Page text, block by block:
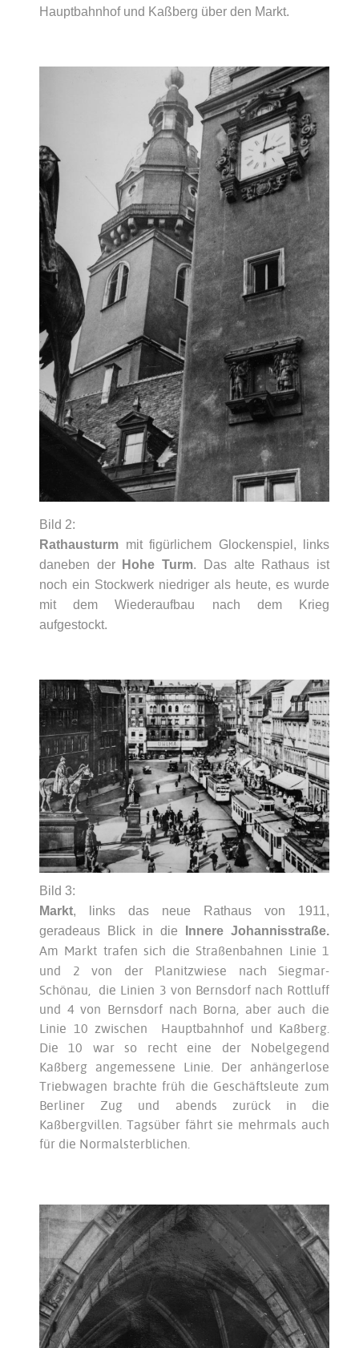
Hauptbahnhof und Kaßberg über den Markt.
Bild 2:
Rathausturm mit figürlichem Glockenspiel, links
daneben der
Hohe Turm. Das alte Rathaus ist
noch ein Stockwerk niedriger als heute, es wurde
mit dem Wiederaufbau nach dem Krieg
aufgestockt.
Bild 3:
Markt, links das neue Rathaus von 1911,
geradeaus Blick in die
Innere Johannisstraße.
Am Markt trafen sich die Straßenbahnen Linie 1
und 2 von der Planitzwiese nach Siegmar-
Schönau, die Linien 3 von Bernsdorf nach Rottluff
und 4 von Bernsdorf nach Borna, aber auch die
Linie 10 zwischen Hauptbahnhof und Kaßberg.
Die 10 war so recht eine der Nobelgegend
Kaßberg angemessene Linie. Der anhängerlose
Triebwagen brachte früh die Geschäftsleute zum
Berliner Zug und abends zurück in die
Kaßbergvillen. Tagsüber fährt sie mehrmals auch
für die Normalsterblichen.